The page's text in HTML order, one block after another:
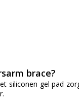
brace?
siliconen gel pad